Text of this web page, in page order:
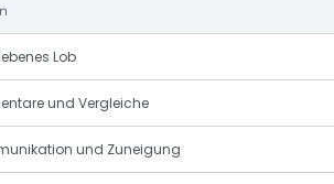
Lob
und Vergleiche
und Zuneigung